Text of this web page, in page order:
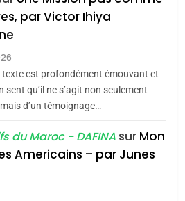
JUDAÏTE par Thérèse
Dvir
JUDAISME
QUI NOUS MANQUE –
Hadida
: Les amandes de
le miel de Tadla
par Victor Ihiya
est profondément émouvant et
sent qu’il ne s’agit non seulement
d’un témoignage…
du Maroc - DAFINA sur Mon
Americains – par Junes